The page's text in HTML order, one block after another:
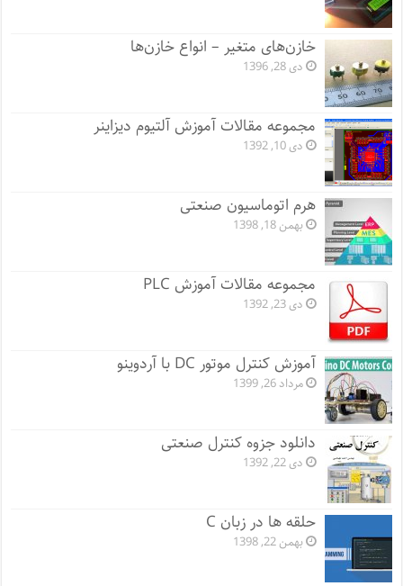
خازن‌های متغیر – انواع خازن‌ها
دی 28, 1396
مجموعه مقالات آموزش آلتیوم دیزاینر
دی 10, 1392
هرم اتوماسیون صنعتی
بهمن 18, 1398
مجموعه مقالات آموزش PLC
دی 23, 1392
آموزش کنترل موتور DC با آردوینو
مرداد 26, 1399
دانلود جزوه کنترل صنعتی
دی 22, 1392
حلقه ها در زبان C
بهمن 22, 1398